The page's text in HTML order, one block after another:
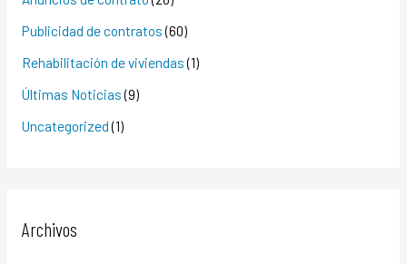
Publicidad de contratos(60)
Rehabilitación de viviendas(1)
Últimas Noticias(9)
Uncategorized(1)
Archivos